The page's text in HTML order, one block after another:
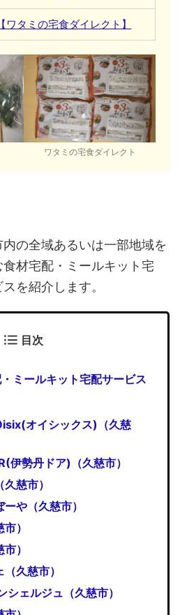
【ワタミの宅食ダイレクト】
ワタミの宅食ダイレクト
の全域あるいは一部地域を
材宅配・ミールキット宅
を紹介します。
目次
ミールキット宅配サービス
オイシックス)（久慈
伊勢丹ドア)（久慈市）
慈市）
や（久慈市）
）
）
久慈市）
シェルジュ（久慈市）